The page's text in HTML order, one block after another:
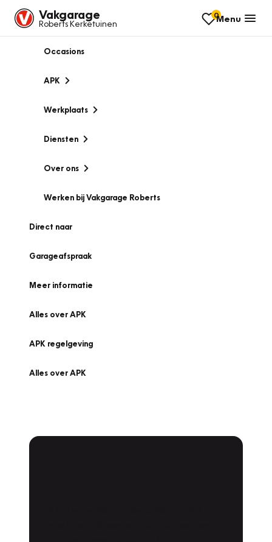
Vakgarage
Roberts Kerketuinen
0Menu
Occasions
APK
Werkplaats
Diensten
Over ons
Werken bij Vakgarage Roberts
Direct naar
Garageafspraak
Meer informatie
Alles over APK
APK regelgeving
Alles over APK